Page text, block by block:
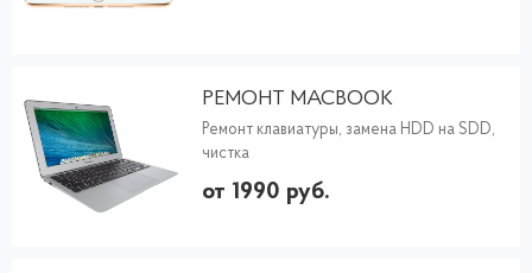
РЕМОНТ MACBOOK
Ремонт клавиатуры, замена HDD на SDD,
чистка
от 1990 руб.